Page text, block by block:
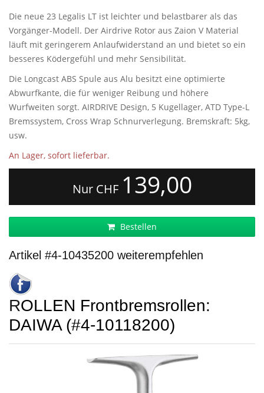
Die neue 23 Legalis LT ist leichter und belastbarer als das
Vorgänger-Modell. Der Airdrive Rotor aus Zaion V Material
läuft mit geringerem Anlaufwiderstand an und bietet so ein
besseres Ködergefühl und mehr Sensibilität.
Die Longcast ABS Spule aus Alu besitzt eine optimierte
Abwurfkante, die für weniger Reibung und höhere
Wurfweiten sorgt. AIRDRIVE Design, 5 Kugellager, ATD Type-L
Bremssystem, Cross Wrap Schnurverlegung. Bremskraft: 5kg,
usw.
An Lager, sofort lieferbar.
Nur CHF 139,00
Bestellen
Artikel #4-10435200 weiterempfehlen
ROLLEN Frontbremsrollen:
DAIWA (#4-10118200)